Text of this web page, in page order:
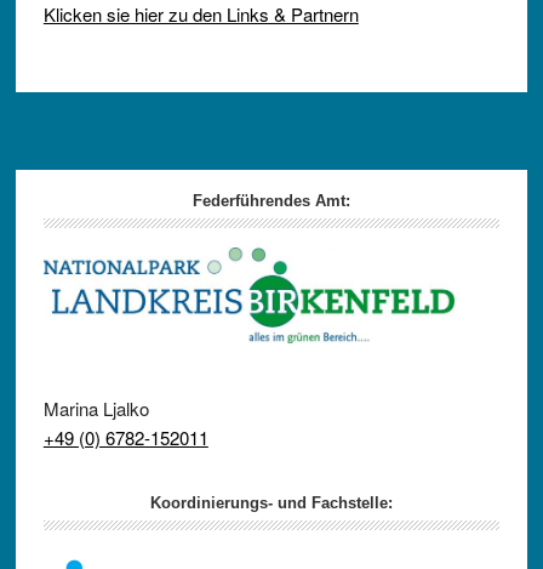
Klicken sie hier zu den Links & Partnern
Footer Federführendes Amt:
Marina Ljalko
+49 (0) 6782-152011
Koordinierungs- und Fachstelle: